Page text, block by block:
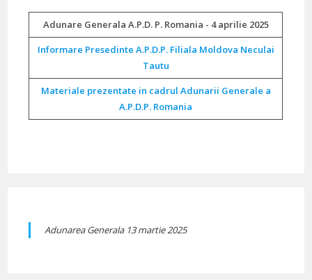
Adunare Generala A.P.D. P. Romania - 4 aprilie 2025
Informare Presedinte A.P.D.P. Filiala Moldova Neculai
Tautu
Materiale prezentate in cadrul Adunarii Generale a
A.P.D.P. Romania
Adunarea Generala 13 martie 2025